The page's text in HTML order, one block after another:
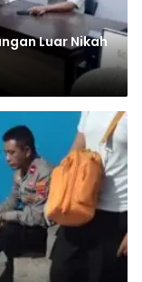
Luar Nikah